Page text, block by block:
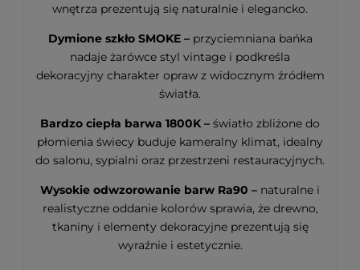
wnętrza prezentują się naturalnie i elegancko.
Dymione szkło SMOKE – przyciemniana bańka
nadaje żarówce styl vintage i podkreśla
dekoracyjny charakter opraw z widocznym źródłem
światła.
Bardzo ciepła barwa 1800K – światło zbliżone do
płomienia świecy buduje kameralny klimat, idealny
do salonu, sypialni oraz przestrzeni restauracyjnych.
Wysokie odwzorowanie barw Ra90 – naturalne i
realistyczne oddanie kolorów sprawia, że drewno,
tkaniny i elementy dekoracyjne prezentują się
wyraźnie i estetycznie.